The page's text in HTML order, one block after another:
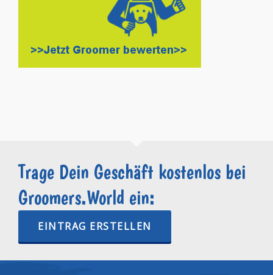
Trage Dein Geschäft kostenlos bei
Groomers.World ein:
EINTRAG ERSTELLEN